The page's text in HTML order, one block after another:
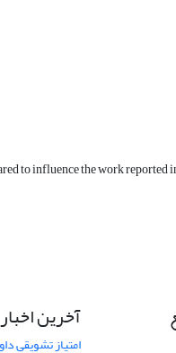
to influence the work reported
آخرین اخبار
امتیاز تشویقی